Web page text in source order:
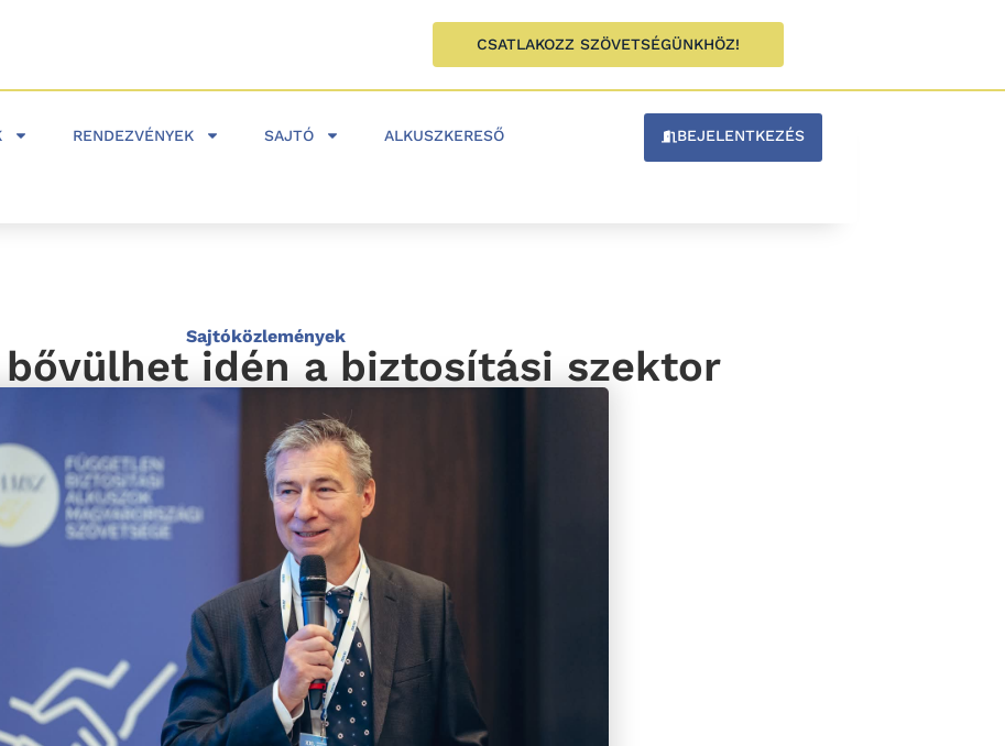
CSATLAKOZZ SZÖVETSÉGÜNKHÖZ!
RENDEZVÉNYEK SAJTÓ ALKUSZKERESŐ BEJELENTKEZÉS
Sajtóközlemények
bővülhet idén a biztosítási szektor